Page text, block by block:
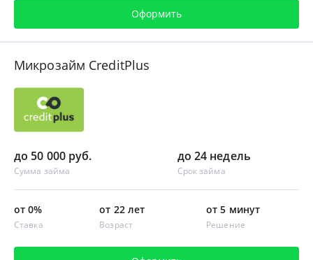
Оформить
Микрозайм CreditPlus
до 50 000 руб.
Сумма займа
до 24 недель
Срок займа
от 0%
Ставка
от 22 лет
Возраст
от 5 минут
Решение